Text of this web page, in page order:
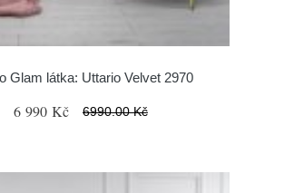
Glam látka: Uttario Velvet 2970
6 990 Kč 6990.00 Kč